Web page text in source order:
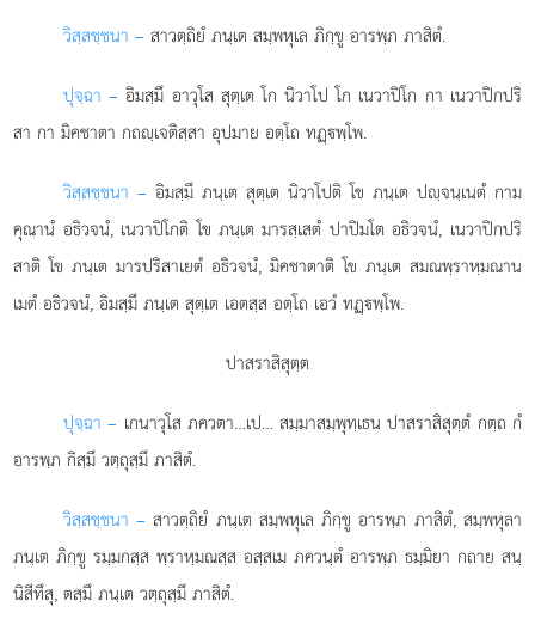
วิสฺสชฺชนา – สาวตฺถิยํ ภนฺเต สมฺพหุเล ภิกฺขู อารพฺภ ภาสิตํ.
ปุจฺฉา – อิมสฺมึ อาวุโส สุตฺเต โก นิวาโป โก เนวาปิโก กา เนวาปิกปริ
สา กา มิคชาตา กถฺเจติสฺสา อุปมาย อตฺโถ ทฏฺพฺโพ.
วิสฺสชฺชนา – อิมสฺมึ ภนฺเต สุตฺเต นิวาโปติ โข ภนฺเต ปฺจนฺเนตํ กาม
คุณานํ อธิวจนํ, เนวาปิโกติ โข ภนฺเต มารสฺเสตํ ปาปิมโต อธิวจนํ, เนวาปิกปริ
สาติ โข ภนฺเต มารปริสาเยตํ อธิวจนํ, มิคชาตาติ โข ภนฺเต สมณพฺราหฺมณาน
เมตํ อธิวจนํ, อิมสฺมึ ภนฺเต สุตฺเต เอตสฺส อตฺโถ เอวํ ทฏฺพฺโพ.
ปาสราสิสุตฺต
ปุจฺฉา – เกนาวุโส ภควตา…เป… สมฺมาสมฺพุทฺเธน ปาสราสิสุตฺตํ กตฺถ กํ
อารพฺภ กิสฺมึ วตฺถุสฺมึ ภาสิตํ.
วิสฺสชฺชนา – สาวตฺถิยํ ภนฺเต สมฺพหุเล ภิกฺขู อารพฺภ ภาสิตํ, สมฺพหุลา
ภนฺเต ภิกฺขู รมฺมกสฺส พฺราหฺมณสฺส อสฺสเม ภควนฺตํ อารพฺภ ธมฺมิยา กถาย สนฺ
นิสีทึสุ, ตสฺมึ ภนฺเต วตฺถุสฺมึ ภาสิตํ.